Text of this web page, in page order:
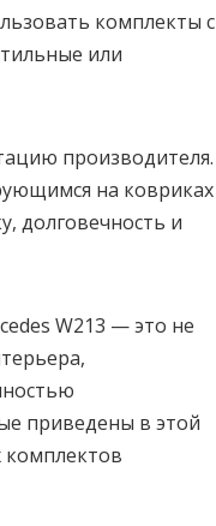
комплекты с
или
производителя.
на ковриках
долговечность и
W213 — это не
приведены в этой